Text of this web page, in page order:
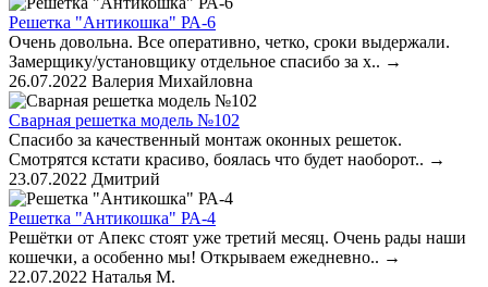
Решетка "Антикошка" РА-6
Очень довольна. Все оперативно, четко, сроки выдержали.
Замерщику/установщику отдельное спасибо за х.. →
26.07.2022 Валерия Михайловна
Сварная решетка модель №102
Спасибо за качественный монтаж оконных решеток.
Смотрятся кстати красиво, боялась что будет наоборот.. →
23.07.2022 Дмитрий
Решетка "Антикошка" РА-4
Решётки от Апекс стоят уже третий месяц. Очень рады наши
кошечки, а особенно мы! Открываем ежедневно.. →
22.07.2022 Наталья М.